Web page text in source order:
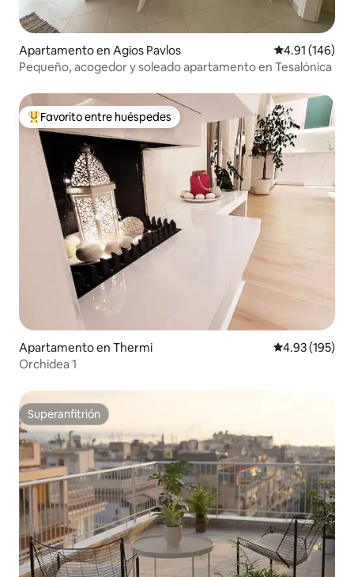
Apartamento en Agios Pavlos Calificación
4.91 (146)
Pequeño, acogedor y soleado apartamento en Tesalónica
Favorito entre huéspedes preferido
Favorito entre huéspedes
Apartamento en Thermi Calificación
4.93 (195)
Orchidea 1
Superanfitrión
Superanfitrión